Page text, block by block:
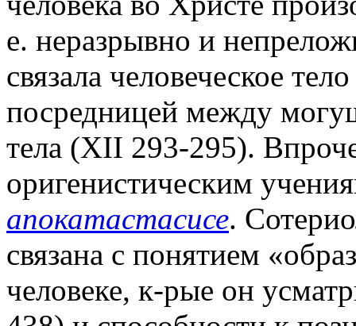
е. неразрывно и
связала человеческое
посредницей между
тела (XII 293-295).
оригенистическим
апокатастасисе.
связана с понятием
человеке, к-рые он